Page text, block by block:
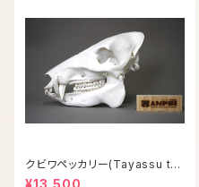
クビワペッカリー(Tayassu taj
acui) 等倍頭骨模型
¥13,500